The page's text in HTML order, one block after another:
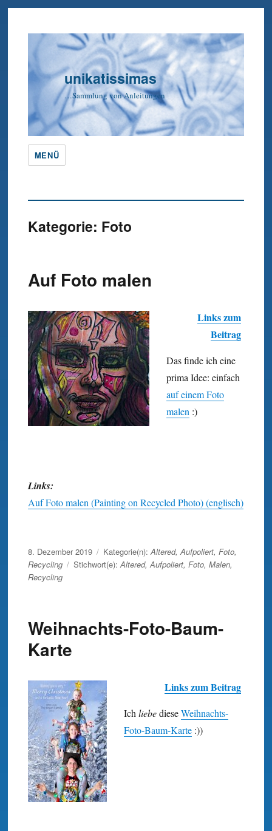
unikatissimas
…Sammlung von Anleitungen
MENÜ
Kategorie: Foto
Auf Foto malen
Links zum
Beitrag
Das finde ich eine
prima Idee: einfach
auf einem Foto
malen:)
Links:
Auf Foto malen (Painting on Recycled Photo) (englisch)
Veröffentlicht
am
8. Dezember 2019 Kategorie(n):Altered,Aufpoliert, Foto,
Recycling
Stichwort(e):Altered,Aufpoliert, Foto, Malen,
Recycling
Weihnachts-Foto-Baum-
Karte
Links zum Beitrag
IchliebedieseWeihnachts-
Foto-Baum-Karte:))